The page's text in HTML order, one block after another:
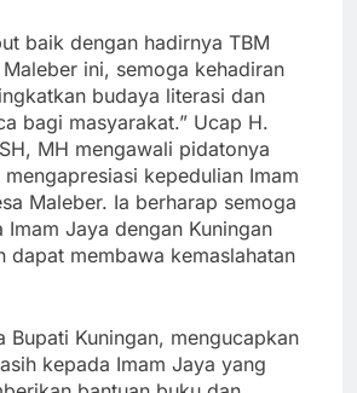
baik dengan hadirnya TBM
ini, semoga kehadiran
budaya literasi dan
bagi masyarakat.” Ucap H.
MH mengawali pidatonya
mengapresiasi kepedulian Imam
Maleber. Ia berharap semoga
Imam Jaya dengan Kuningan
dapat membawa kemaslahatan
Bupati Kuningan, mengucapkan
kepada Imam Jaya yang